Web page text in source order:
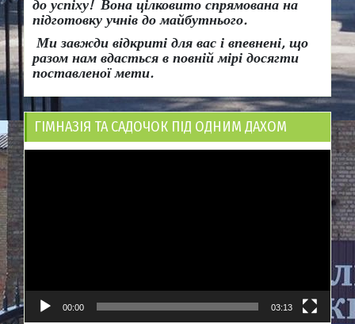
до успіху! Вона цілковито спрямована на
підготовку учнів до майбутнього.
Ми завжди відкриті для вас і впевнені, що
разом нам вдасться в повній мірі досягти
поставленої мети.
ГІМНАЗІЯ ТА САДОЧОК ПІД ОДНИМ ДАХОМ
00:00 03:13